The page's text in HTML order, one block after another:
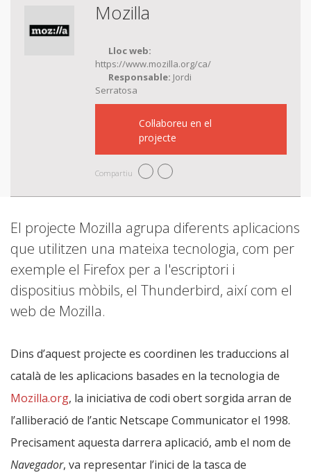
Mozilla
Lloc web:
https://www.mozilla.org/ca/
Responsable: Jordi
Serratosa
Col·laboreu en el
projecte
Compartiu
El projecte Mozilla agrupa diferents aplicacions
que utilitzen una mateixa tecnologia, com per
exemple el Firefox per a l'escriptori i
dispositius mòbils, el Thunderbird, així com el
web de Mozilla.
Dins d’aquest projecte es coordinen les traduccions al
català de les aplicacions basades en la tecnologia de
Mozilla.org, la iniciativa de codi obert sorgida arran de
l’alliberació de l’antic Netscape Communicator el 1998.
Precisament aquesta darrera aplicació, amb el nom de
Navegador, va representar l’inici de la tasca de